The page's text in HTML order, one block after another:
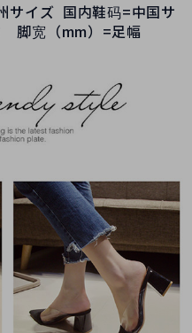
サイズ 国内鞋码=中国サ
脚宽（mm）=足幅